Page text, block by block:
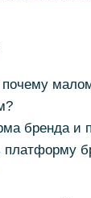
почему
бренда и
платформу